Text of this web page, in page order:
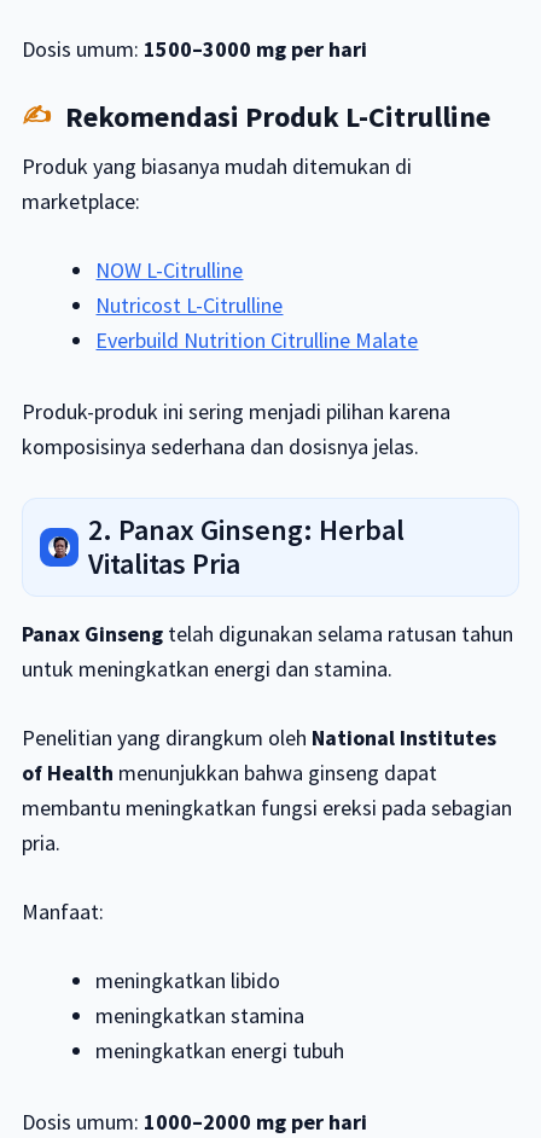
Dosis umum: 1500–3000 mg per hari
Rekomendasi Produk L-Citrulline
Produk yang biasanya mudah ditemukan di
marketplace:
NOW L-Citrulline
Nutricost L-Citrulline
Everbuild Nutrition Citrulline Malate
Produk-produk ini sering menjadi pilihan karena
komposisinya sederhana dan dosisnya jelas.
2. Panax Ginseng: Herbal
Vitalitas Pria
Panax Ginsengtelah digunakan selama ratusan tahun
untuk meningkatkan energi dan stamina.
Penelitian yang dirangkum oleh National Institutes
of Health menunjukkan bahwa ginseng dapat
membantu meningkatkan fungsi ereksi pada sebagian
pria.
Manfaat:
meningkatkan libido
meningkatkan stamina
meningkatkan energi tubuh
Dosis umum: 1000–2000 mg per hari